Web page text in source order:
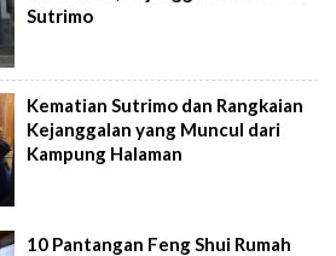
Sutrimo
Kematian Sutrimo dan Rangkaian
Kejanggalan yang Muncul dari
Kampung Halaman
10 Pantangan Feng Shui Rumah